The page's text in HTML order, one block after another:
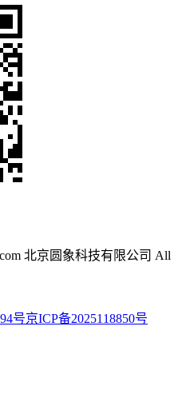
北京圆象科技有限公司 All
号京ICP备2025118850号